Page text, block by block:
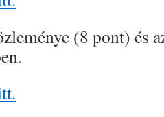
(8 pont) és